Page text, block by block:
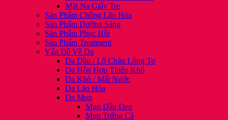
Mặt Nạ Giấy Tre
Sản Phẩm Chống Lão Hóa
Sản Phẩm Dưỡng Sáng
Sản Phẩm Phục Hồi
Sản Phẩm Treatment
Vấn Đề Về Da
Da Dầu / Lỗ Chân Lông To
Da Hỗn Hợp Thiên Khô
Da Khô / Mất Nước
Da Lão Hóa
Da Mụn
Mụn Đầu Đen
Mụn Trứng Cá